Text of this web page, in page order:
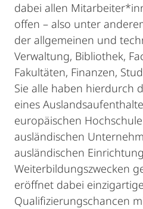
dabei allen
offen – also unter
der allgemeinen und
Verwaltung, Bibliothek,
Fakultäten, Finanzen,
Sie alle haben hierdurch
eines
europäischen
ausländischen
ausländischen
Weiterbildungszwecken
eröffnet dabei einzigartige
Qualifizierungschancen